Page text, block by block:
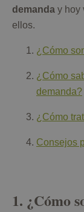
demanda y hoy
ellos.
¿Cómo
¿Cómo
demanda?
¿Cómo
Consejos
1. ¿Cómo